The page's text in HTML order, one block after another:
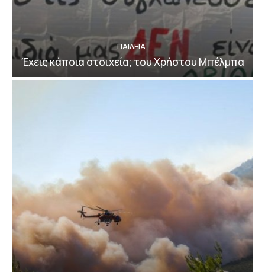
ΠΑΙΔΕΙΑ
Έχεις κάποια στοιχεία; του Χρήστου Μπέλμπα